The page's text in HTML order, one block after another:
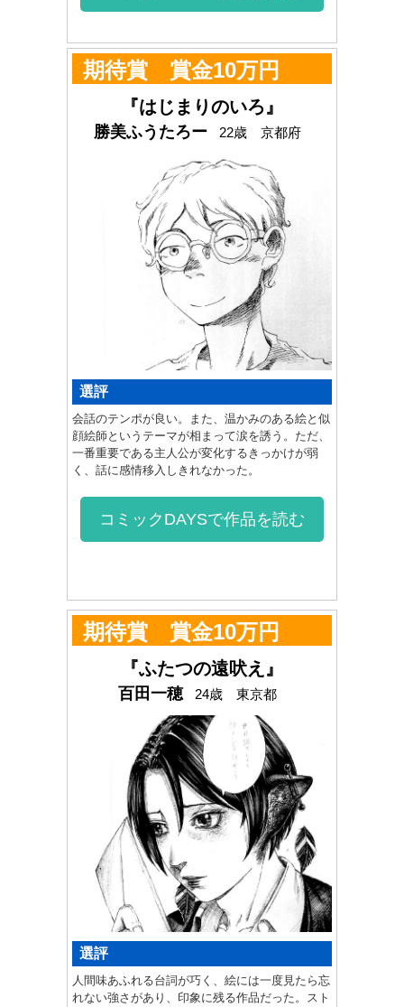
期待賞 賞金10万円
『はじまりのいろ』
勝美ふうたろー 22歳 京都府
選評
会話のテンポが良い。また、温かみのある絵と似
顔絵師というテーマが相まって涙を誘う。ただ、
一番重要である主人公が変化するきっかけが弱
く、話に感情移入しきれなかった。
コミックDAYSで作品を読む
期待賞 賞金10万円
『ふたつの遠吠え』
百田一穂 24歳 東京都
選評
人間味あふれる台詞が巧く、絵には一度見たら忘
れない強さがあり、印象に残る作品だった。スト